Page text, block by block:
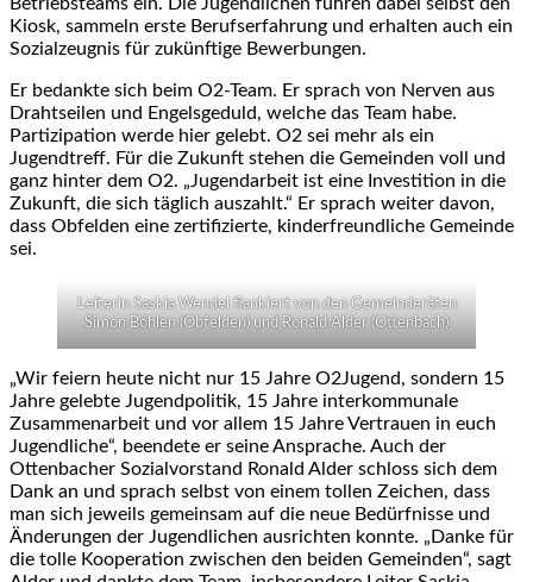
Kiosk, sammeln erste Berufserfahrung und erhalten auch ein
Sozialzeugnis für zukünftige Bewerbungen.
Er bedankte sich beim O2-Team. Er sprach von Nerven aus
Drahtseilen und Engelsgeduld, welche das Team habe.
Partizipation werde hier gelebt. O2 sei mehr als ein
Jugendtreff. Für die Zukunft stehen die Gemeinden voll und
ganz hinter dem O2. „Jugendarbeit ist eine Investition in die
Zukunft, die sich täglich auszahlt.“ Er sprach weiter davon,
dass Obfelden eine zertifizierte, kinderfreundliche Gemeinde
sei.
Leiterin Saskia Wendel flankiert von den Gemeinderäten
Simon Böhlen (Obfelden) und Ronald Alder (Ottenbach)
„Wir feiern heute nicht nur 15 Jahre O2Jugend, sondern 15
Jahre gelebte Jugendpolitik, 15 Jahre interkommunale
Zusammenarbeit und vor allem 15 Jahre Vertrauen in euch
Jugendliche“, beendete er seine Ansprache. Auch der
Ottenbacher Sozialvorstand Ronald Alder schloss sich dem
Dank an und sprach selbst von einem tollen Zeichen, dass
man sich jeweils gemeinsam auf die neue Bedürfnisse und
Änderungen der Jugendlichen ausrichten konnte. „Danke für
die tolle Kooperation zwischen den beiden Gemeinden“, sagt